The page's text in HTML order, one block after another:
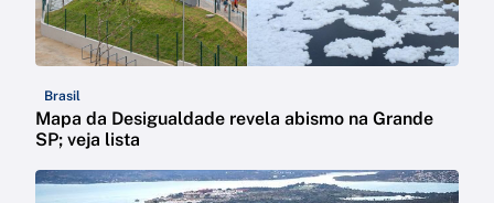
Brasil
Mapa da Desigualdade revela abismo na Grande
SP; veja lista